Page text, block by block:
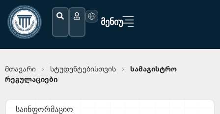
ᲛᲔᲜᲘᲣ
მთავარი › სტუდენტებისთვის ›
სამაგისტრო
რეგულაციები
საინფორმაციო